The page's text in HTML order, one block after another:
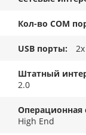
Кол-во COM
USB порты
Штатный
2.0
Операционная
High End